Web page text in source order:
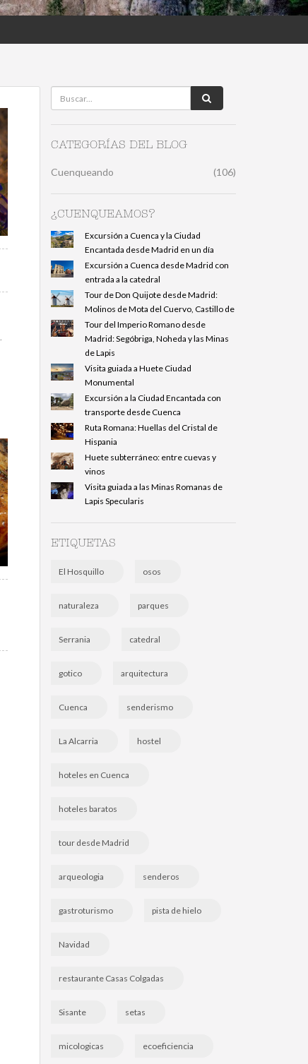
CATEGORÍAS DEL BLOG
Cuenqueando (106)
¿CUENQUEAMOS?
Excursión a Cuenca y la Ciudad
Encantada desde Madrid en un día
Excursión a Cuenca desde Madrid con
entrada a la catedral
Tour de Don Quijote desde Madrid:
Molinos de Mota del Cuervo, Castillo de
Tour del Imperio Romano desde
Madrid: Segóbriga, Noheda y las Minas
de Lapis
Visita guiada a Huete Ciudad
Monumental
Excursión a la Ciudad Encantada con
transporte desde Cuenca
Ruta Romana: Huellas del Cristal de
Hispania
Huete subterráneo: entre cuevas y
vinos
Visita guiada a las Minas Romanas de
Lapis Specularis
ETIQUETAS
El Hosquillo osos
naturaleza parques
Serrania catedral
gotico arquitectura
Cuenca senderismo
La Alcarria hostel
hoteles en Cuenca
hoteles baratos
tour desde Madrid
arqueologia senderos
gastroturismo pista de hielo
Navidad
restaurante Casas Colgadas
Sisante setas
micologicas ecoeficiencia